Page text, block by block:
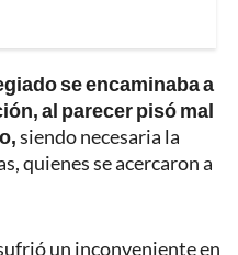
se encaminaba a
al parecer pisó mal
siendo necesaria la
quienes se acercaron a
un inconveniente en